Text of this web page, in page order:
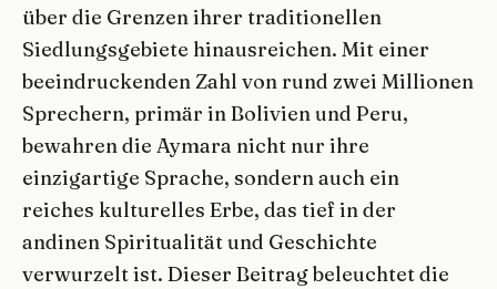
über die Grenzen ihrer traditionellen
Siedlungsgebiete hinausreichen. Mit einer
beeindruckenden Zahl von rund zwei Millionen
Sprechern, primär in Bolivien und Peru,
bewahren die Aymara nicht nur ihre
einzigartige Sprache, sondern auch ein
reiches kulturelles Erbe, das tief in der
andinen Spiritualität und Geschichte
verwurzelt ist. Dieser Beitrag beleuchtet die